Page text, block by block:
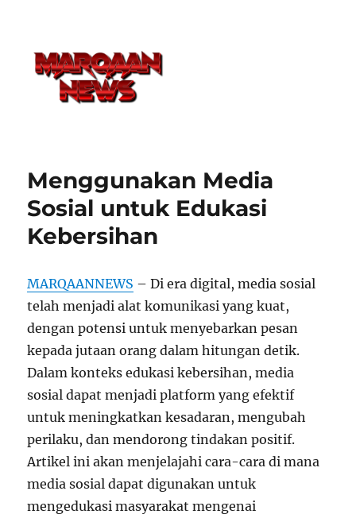
Menggunakan Media
Sosial untuk Edukasi
Kebersihan
MARQAANNEWS – Di era digital, media sosial
telah menjadi alat komunikasi yang kuat,
dengan potensi untuk menyebarkan pesan
kepada jutaan orang dalam hitungan detik.
Dalam konteks edukasi kebersihan, media
sosial dapat menjadi platform yang efektif
untuk meningkatkan kesadaran, mengubah
perilaku, dan mendorong tindakan positif.
Artikel ini akan menjelajahi cara-cara di mana
media sosial dapat digunakan untuk
mengedukasi masyarakat mengenai